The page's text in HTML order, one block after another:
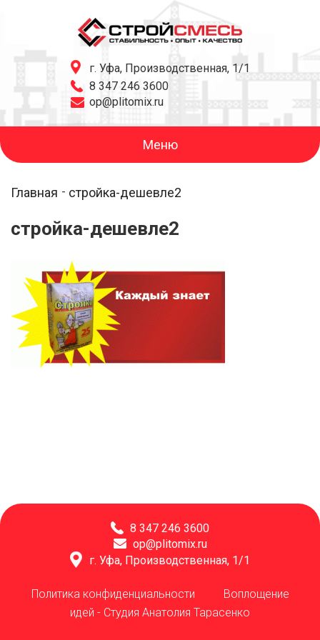
г. Уфа, Производственная, 1/1
8 347 246 3600
op@plitomix.ru
Меню
Главная стройка-дешевле2
стройка-дешевле2
8 347 246 3600
op@plitomix.ru
г. Уфа, Производственная, 1/1
Политика конфиденциальности Воплощение
идей - Студия Анатолия Тарасенко